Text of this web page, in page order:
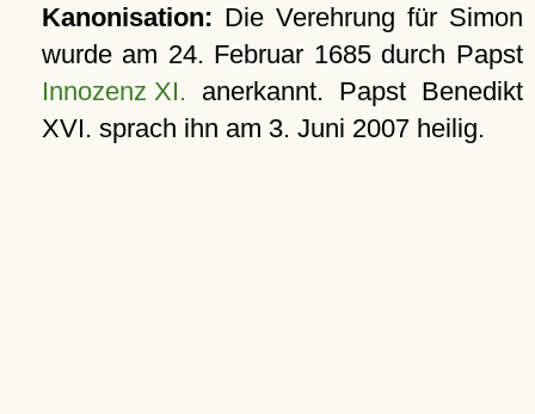
Kanonisation: Die Verehrung für Simon
wurde am 24. Februar 1685durch Papst
Innozenz XI. anerkannt. Papst Benedikt
XVI. sprach ihn am 3. Juni 2007heilig.